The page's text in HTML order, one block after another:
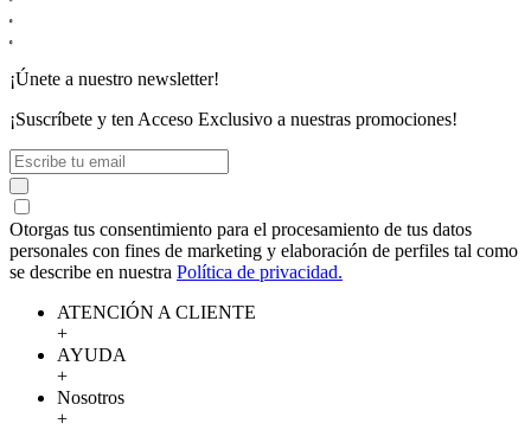
¡Únete a nuestro newsletter!
¡Suscríbete y ten Acceso Exclusivo a nuestras promociones!
Otorgas tus consentimiento para el procesamiento de tus datos
personales con fines de marketing y elaboración de perfiles tal como
se describe en nuestra Política de privacidad.
ATENCIÓN A CLIENTE
+
AYUDA
+
Nosotros
+